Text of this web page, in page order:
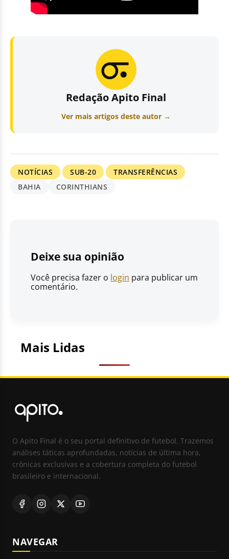
Redação Apito Final
Ver mais artigos deste autor →
NOTÍCIAS SUB-20
TRANSFERÊNCIAS
BAHIA
CORINTHIANS
Deixe sua opinião
Você precisa fazer o login para publicar um
comentário.
Mais Lidas
O Apito Final é o seu portal definitivo de futebol. Trazemos
análises táticas aprofundadas, notícias de última hora,
crônicas exclusivas e a cobertura completa do futebol
brasileiro e internacional.
NAVEGAR